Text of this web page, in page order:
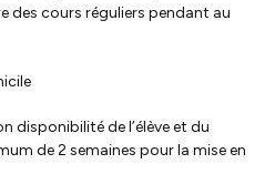
des cours réguliers pendant au
disponibilité de l’élève et du
de 2 semaines pour la mise en